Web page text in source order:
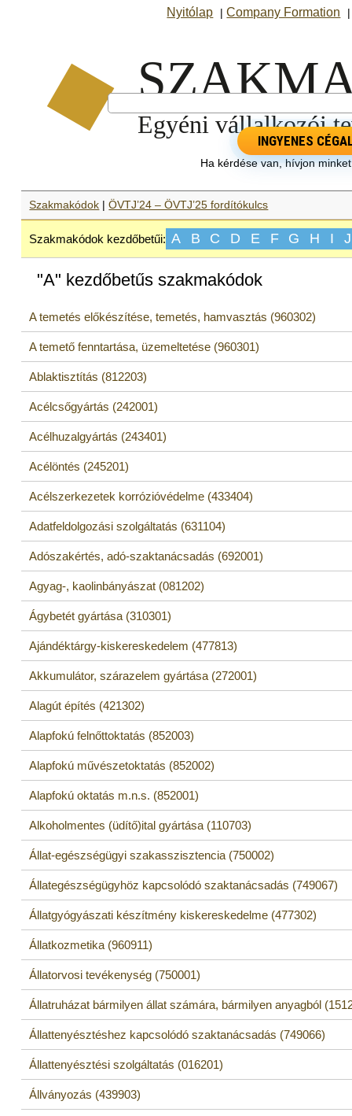
Nyitólap |Company Formation
INGYENES
Ha kérdése van, hívjon
Szakmakódok |ÖVTJ’24 – ÖVTJ’25 fordítókulcs
Szakmakódok kezdőbetűi: A B C D E F G H I J
"A" kezdőbetűs szakmakódok
A temetés előkészítése, temetés, hamvasztás (960302)
A temető fenntartása, üzemeltetése (960301)
Ablaktisztítás (812203)
Acélcsőgyártás (242001)
Acélhuzalgyártás (243401)
Acélöntés (245201)
Acélszerkezetek korrózióvédelme (433404)
Adatfeldolgozási szolgáltatás (631104)
Adószakértés, adó-szaktanácsadás (692001)
Agyag-, kaolinbányászat (081202)
Ágybetét gyártása (310301)
Ajándéktárgy-kiskereskedelem (477813)
Akkumulátor, szárazelem gyártása (272001)
Alagút építés (421302)
Alapfokú felnőttoktatás (852003)
Alapfokú művészetoktatás (852002)
Alapfokú oktatás m.n.s. (852001)
Alkoholmentes (üdítő)ital gyártása (110703)
Állat-egészségügyi szakasszisztencia (750002)
Állategészségügyhöz kapcsolódó szaktanácsadás (749067)
Állatgyógyászati készítmény kiskereskedelme (477302)
Állatkozmetika (960911)
Állatorvosi tevékenység (750001)
Állatruházat bármilyen állat számára, bármilyen anyagból
Állattenyésztéshez kapcsolódó szaktanácsadás (749066)
Állattenyésztési szolgáltatás (016201)
Állványozás (439903)